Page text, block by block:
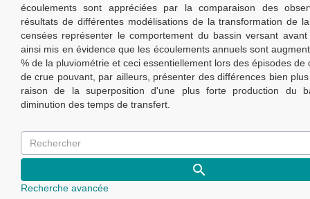
écoulements sont appréciées par la comparaison des
résultats de différentes modélisations de la transformation de
censées représenter le comportement du bassin versant
ainsi mis en évidence que les écoulements annuels sont
% de la pluviométrie et ceci essentiellement lors des épisodes de
de crue pouvant, par ailleurs, présenter des différences bien
raison de la superposition d'une plus forte production du
diminution des temps de transfert.
Recherche avancée